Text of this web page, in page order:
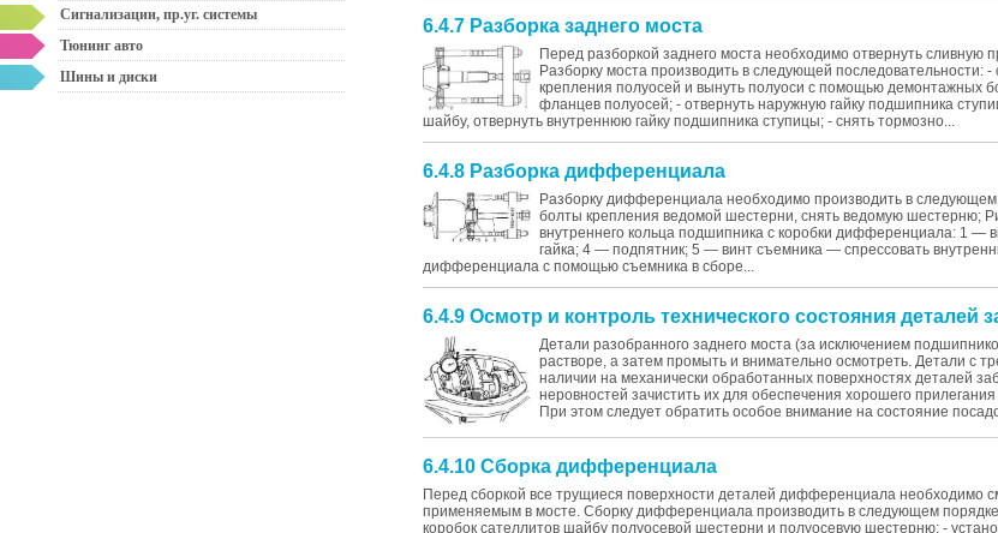
Сигнализации, пр.уг. системы
Тюнинг авто
Шины и диски
6.4.7 Разборка заднего моста
Перед разборкой заднего моста необходимо отвернуть сливную
Разборку моста производить в следующей последовательности: -
крепления полуосей и вынуть полуоси с помощью демонтажных
фланцев полуосей; - отвернуть наружную гайку подшипника
шайбу, отвернуть внутреннюю гайку подшипника ступицы; - снять тормозно...
6.4.8 Разборка дифференциала
Разборку дифференциала необходимо производить в следующем
болты крепления ведомой шестерни, снять ведомую шестерню;
внутреннего кольца подшипника с коробки дифференциала: 1
гайка; 4 — подпятник; 5 — винт съемника — спрессовать
дифференциала с помощью съемника в сборе...
6.4.9 Осмотр и контроль технического состояния деталей
Детали разобранного заднего моста (за исключением
растворе, а затем промыть и внимательно осмотреть. Детали с
наличии на механически обработанных поверхностях деталей
неровностей зачистить их для обеспечения хорошего
При этом следует обратить особое внимание на состояние
6.4.10 Сборка дифференциала
Перед сборкой все трущиеся поверхности деталей дифференциала необходимо
применяемым в мосте. Сборку дифференциала производить в следующем порядке:
коробок сателлитов шайбу полуосевой шестерни и полуосевую шестерню; -